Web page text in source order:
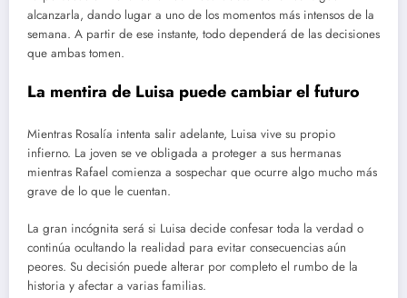
alcanzarla, dando lugar a uno de los momentos más intensos de la
semana. A partir de ese instante, todo dependerá de las decisiones
que ambas tomen.
La mentira de Luisa puede cambiar el futuro
Mientras Rosalía intenta salir adelante, Luisa vive su propio
infierno. La joven se ve obligada a proteger a sus hermanas
mientras Rafael comienza a sospechar que ocurre algo mucho más
grave de lo que le cuentan.
La gran incógnita será si Luisa decide confesar toda la verdad o
continúa ocultando la realidad para evitar consecuencias aún
peores. Su decisión puede alterar por completo el rumbo de la
historia y afectar a varias familias.